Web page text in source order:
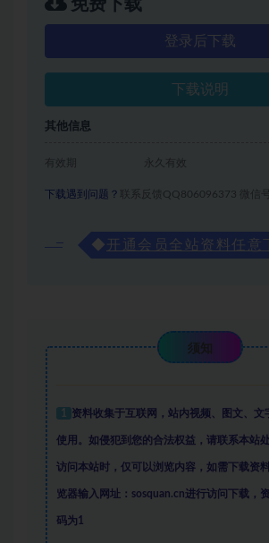
免费下载
登录后下载
下载说明
其他信息
有效期 永久有效
下载遇到问题？ 联系反馈QQ806096373 微信
◆ 开通会员全站资料任意
须知
1 资料收集于互联网 ， 站内视频、图文、文
使用。如侵犯到您的合法权益，请联系本站处
访问本站时，仅可以浏览内容，如需下载资
览器输入网址：sosquan.cn进行访问下载，
码为1